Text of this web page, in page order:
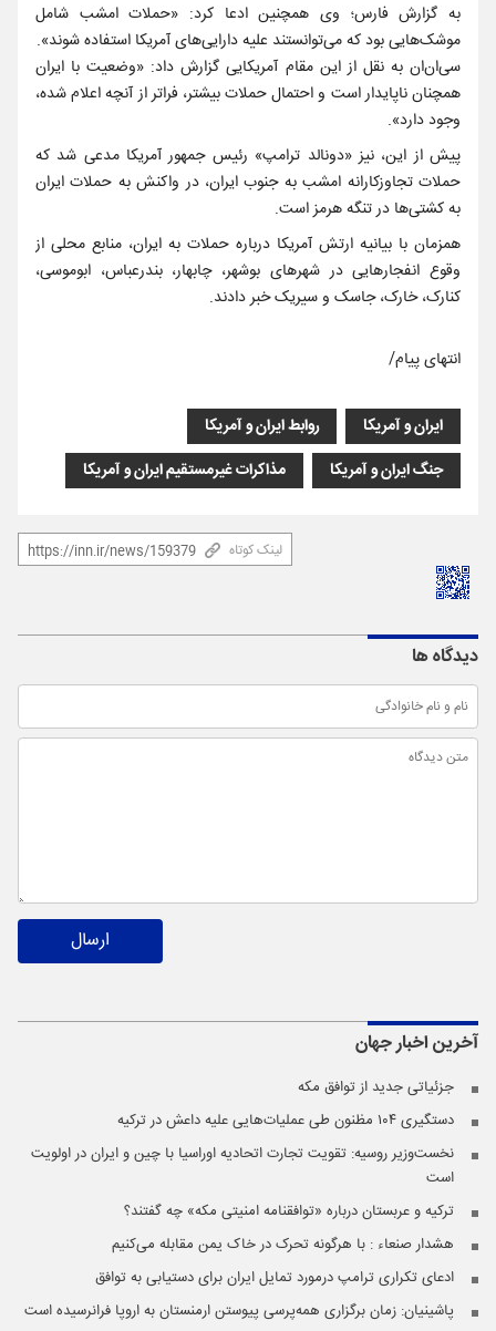
به گزارش فارس؛ وی همچنین ادعا کرد: «حملات امشب شامل
موشک‌هایی بود که می‌توانستند علیه دارایی‌های آمریکا استفاده شوند».
سی‌ان‌ان به نقل از این مقام آمریکایی گزارش داد: «وضعیت با ایران
همچنان ناپایدار است و احتمال حملات بیشتر، فراتر از آنچه اعلام شده،
وجود دارد».
پیش از این، نیز «دونالد ترامپ» رئیس جمهور آمریکا مدعی شد که
حملات تجاوزکارانه امشب به جنوب ایران، در واکنش به حملات ایران
به کشتی‌ها در تنگه هرمز است.
همزمان با بیانیه ارتش آمریکا درباره حملات به ایران، منابع محلی از
وقوع انفجارهایی در شهرهای بوشهر، چابهار، بندرعباس، ابوموسی،
کنارک، خارک، جاسک و سیریک خبر دادند.
انتهای پیام/
ایران و آمریکا
روابط ایران و آمریکا
جنگ ایران و آمریکا
مذاکرات غیرمستقیم ایران و آمریکا
لینک کوتاه
دیدگاه ها
ارسال
آخرین اخبارجهان
جزئیاتی جدید از توافق مکه
دستگیری ۱۰۴ مظنون طی عملیات‌هایی علیه داعش در ترکیه
نخست‌وزیر روسیه:‌ تقویت تجارت اتحادیه اوراسیا با چین و ایران در اولویت
است
ترکیه و عربستان درباره «توافقنامه امنیتی مکه» چه گفتند؟
هشدار صنعاء : با هرگونه تحرک در خاک یمن مقابله می‌کنیم
ادعای تکراری ترامپ درمورد تمایل ایران برای دستیابی به توافق
پاشینیان: زمان برگزاری همه‌پرسی پیوستن ارمنستان به اروپا فرانرسیده است